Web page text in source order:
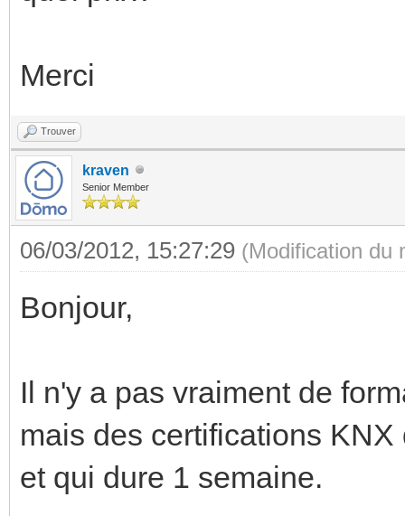
Merci
Trouver
kraven
Senior Member
06/03/2012, 15:27:29 (Modification du
Bonjour,
Il n'y a pas vraiment de
mais des certifications
et qui dure 1 semaine.